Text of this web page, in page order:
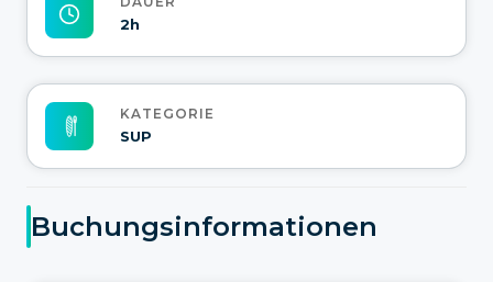
2h
KATEGORIE
SUP
Buchungsinformationen